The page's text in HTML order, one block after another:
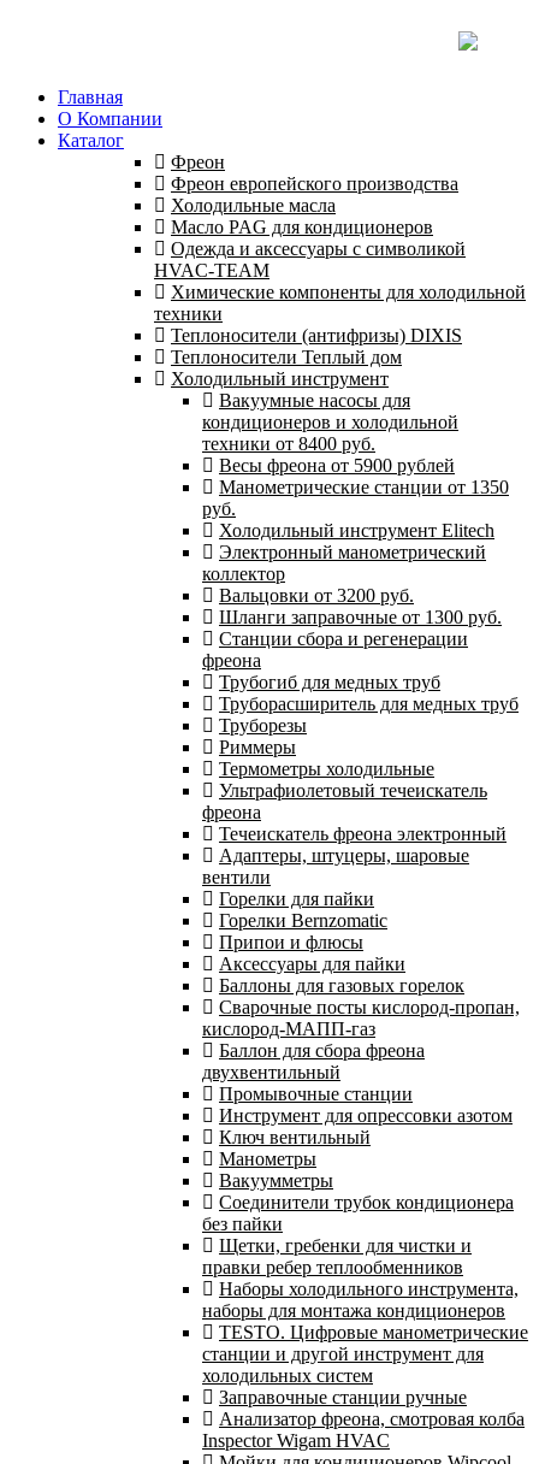
Главная
О Компании
Каталог
Фреон
Фреон европейского производства
Холодильные масла
Масло PAG для кондиционеров
Одежда и аксессуары с символикой
HVAC-TEAM
Химические компоненты для холодильной
техники
Теплоносители (антифризы) DIXIS
Теплоносители Теплый дом
Холодильный инструмент
Вакуумные насосы для
кондиционеров и холодильной
техники от 8400 руб.
Весы фреона от 5900 рублей
Манометрические станции от 1350
руб.
Холодильный инструмент Elitech
Электронный манометрический
коллектор
Вальцовки от 3200 руб.
Шланги заправочные от 1300 руб.
Станции сбора и регенерации
фреона
Трубогиб для медных труб
Труборасширитель для медных труб
Труборезы
Риммеры
Термометры холодильные
Ультрафиолетовый течеискатель
фреона
Течеискатель фреона электронный
Адаптеры, штуцеры, шаровые
вентили
Горелки для пайки
Горелки Bernzomatic
Припои и флюсы
Аксессуары для пайки
Баллоны для газовых горелок
Сварочные посты кислород-пропан,
кислород-МАПП-газ
Баллон для сбора фреона
двухвентильный
Промывочные станции
Инструмент для опрессовки азотом
Ключ вентильный
Манометры
Вакуумметры
Соединители трубок кондиционера
без пайки
Щетки, гребенки для чистки и
правки ребер теплообменников
Наборы холодильного инструмента,
наборы для монтажа кондиционеров
TESTO. Цифровые манометрические
станции и другой инструмент для
холодильных систем
Заправочные станции ручные
Анализатор фреона, смотровая колба
Inspector Wigam HVAC